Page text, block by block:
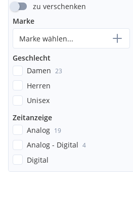
zu verschenken
Marke
Marke wählen...
Geschlecht
Damen 23
Herren
Unisex
Zeitanzeige
Analog 19
Analog - Digital 4
Digital